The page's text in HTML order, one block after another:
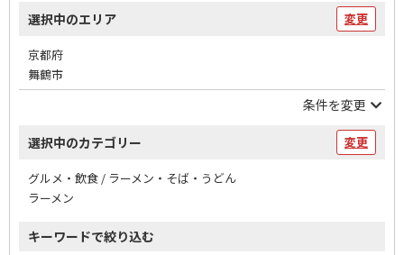
選択中のエリア 変更
京都府
舞鶴市
条件を変更
選択中のカテゴリー 変更
グルメ・飲食 / ラーメン・そば・うどん
ラーメン
キーワードで絞り込む